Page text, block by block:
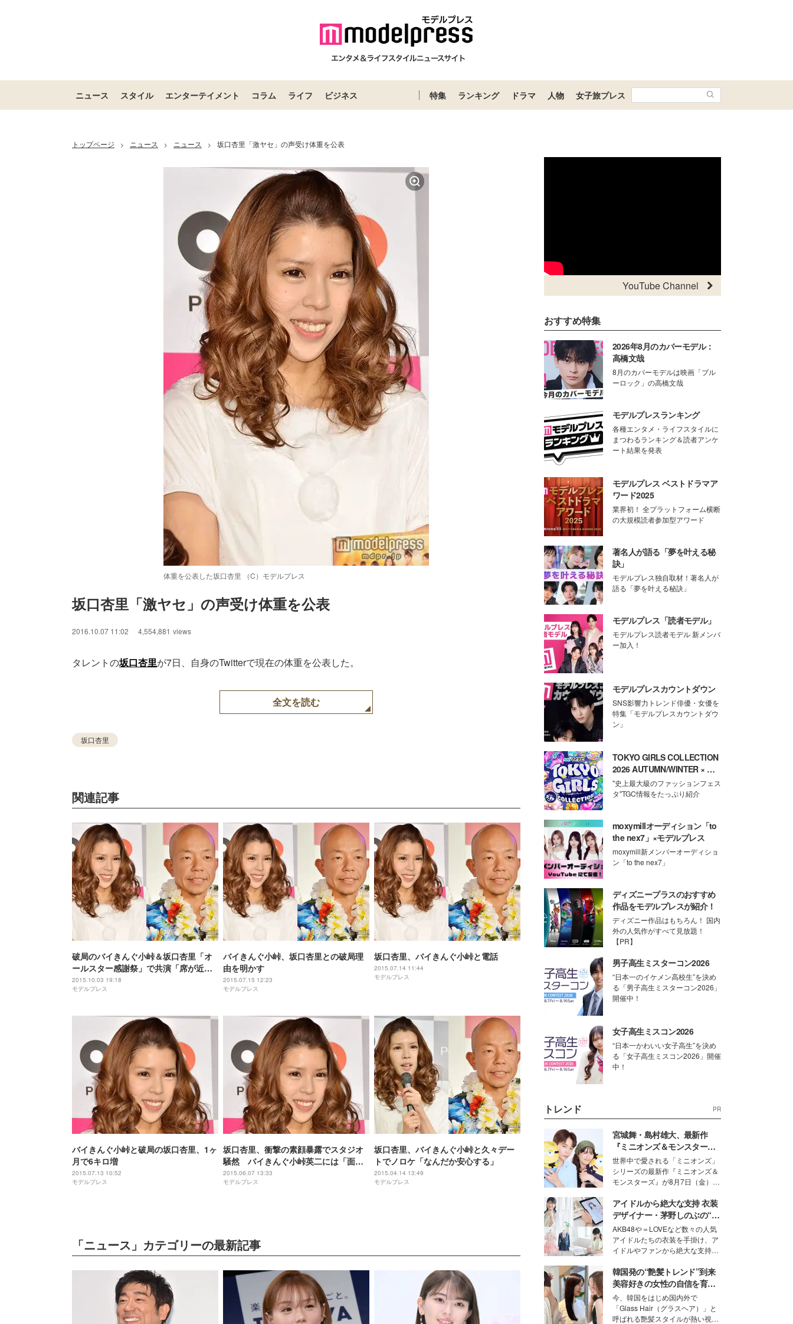
ニュース スタイル エンターテイメント コラム ライフ ビジネス 特集 ランキング ドラマ 人物 女子旅プレス
トップページ > ニュース > ニュース > 坂口杏里「激ヤセ」の声受け体重を公表
体重を公表した坂口杏里 （C）モデルプレス
坂口杏里「激ヤセ」の声受け体重を公表
2016.10.07 11:02 4,554,881 views
タレントの坂口杏里が7日、自身のTwitterで現在の体重を公表した。
全文を読む
坂口杏里
関連記事
破局のバイきんぐ小峠＆坂口杏里「オ
ールスター感謝祭」で共演「席が近す
ぎるんですよ！」
2015.10.03 19:18
モデルプレス
バイきんぐ小峠、坂口杏里との破局理
由を明かす
2015.07.15 12:23
モデルプレス
坂口杏里、バイきんぐ小峠と電話
2015.07.14 11:44
モデルプレス
バイきんぐ小峠と破局の坂口杏里、1ヶ
月で6キロ増
2015.07.13 10:52
モデルプレス
坂口杏里、衝撃の素顔暴露でスタジオ
騒然 バイきんぐ小峠英二には「面白
いって言われる」
2015.06.07 13:33
モデルプレス
坂口杏里、バイきんぐ小峠と久々デー
トでノロケ「なんだか安心する」
2015.04.14 13:49
モデルプレス
「ニュース」カテゴリーの最新記事
YouTube Channel
おすすめ特集
2026年8月のカバーモデル：
高橋文哉
8月のカバーモデルは映画「ブル
ーロック」の高橋文哉
モデルプレスランキング
各種エンタメ・ライフスタイルに
まつわるランキング＆読者アンケ
ート結果を発表
モデルプレス ベストドラマア
ワード2025
業界初！ 全プラットフォーム横断
の大規模読者参加型アワード
著名人が語る「夢を叶える秘
訣」
モデルプレス独自取材！著名人が
語る「夢を叶える秘訣」
モデルプレス「読者モデル」
モデルプレス読者モデル 新メンバ
ー加入！
モデルプレスカウントダウン
SNS影響力トレンド俳優・女優を
特集「モデルプレスカウントダウ
ン」
TOKYO GIRLS COLLECTION
2026 AUTUMN/WINTER × モ
デルプレス
"史上最大級のファッションフェス
タ"TGC情報をたっぷり紹介
moxymillオーディション「to
the nex7」×モデルプレス
moxymill新メンバーオーディショ
ン「to the nex7」
ディズニープラスのおすすめ
作品をモデルプレスが紹介！
ディズニー作品はもちろん！ 国内
外の人気作がすべて見放題！
【PR】
男子高生ミスターコン2026
“日本一のイケメン高校生”を決め
る「男子高生ミスターコン2026」
開催中！
女子高生ミスコン2026
“日本一かわいい女子高生”を決め
る「女子高生ミスコン2026」開催
中！
トレンド PR
宮城舞・島村雄大、最新作
『ミニオンズ＆モンスター
ズ』の魅力熱弁 ハチャメチャ
だけじゃない“友情と絆”に感
動
世界中で愛される「ミニオンズ」
シリーズの最新作『ミニオンズ＆
モンスターズ』が8月7日（金）に
ニオン好き”という共通点を持つモ
デルの宮城舞と島村雄大の特別対
談をお届け！それぞれの視点か
ら、今作ならではの魅力や予想外
の感動をもたらす奥深いストーリ
ーについて熱く語り合ってもらっ
た。
アイドルから絶大な支持 衣装
デザイナー・茅野しのぶの“可
愛い”を作る美学＜「シチズン
クロスシー」インタビュー＞
AKB48や＝LOVEなど数々の人気
アイドルたちの衣装を手掛け、ア
イドルやファンから絶大な支持を
取締役兼クリエイティブディレク
ター・茅野しのぶ。一人ひとりの
個性に寄り添い、魅力を引き出す
衣装作りは、多くの女性たちに勇
気と自信を与え続けている。
韓国発の“艶髪トレンド”到来
美容好きの女性の自信を育む
「ヘアケア事情」って？
今、韓国をはじめ国内外で
「Glass Hair（グラスヘア）」と
呼ばれる艶髪スタイルが熱い視線